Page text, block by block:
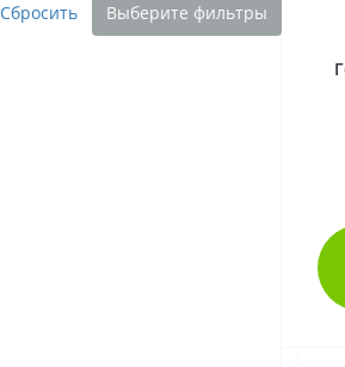
Сбросить Выберите фильтры